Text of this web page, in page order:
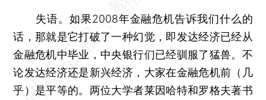
失语。如果2008年金融危机告诉我们什么的
话，那就是它打破了一种幻觉，即发达经济已经从
金融危机中毕业，中央银行们已经驯服了猛兽。不
论发达经济还是新兴经济，大家在金融危机前（几
乎）是平等的。两位大学者莱因哈特和罗格夫著书